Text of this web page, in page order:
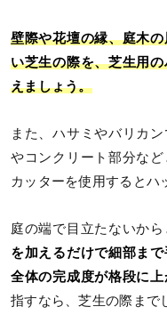
壁際や花壇の縁、庭木
い芝生の際を、芝生用
えましょう。
また、ハサミやバリカ
やコンクリート部分な
カッターを使用するとハ
庭の端で目立たないから
を加えるだけで細部ま
全体の完成度が格段に上
指すなら、芝生の際まで